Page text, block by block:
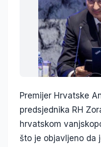
Premijer Hrvatske
predsjednika RH
hrvatskom
što je objavljeno da